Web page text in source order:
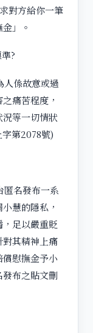
對方給你一筆
」。
?
係故意或過
痛苦程度，
等一切情狀
第2078號)
名發布一系
慧的隱私，
足以嚴重貶
其精神上痛
慰撫金予小
布之貼文刪